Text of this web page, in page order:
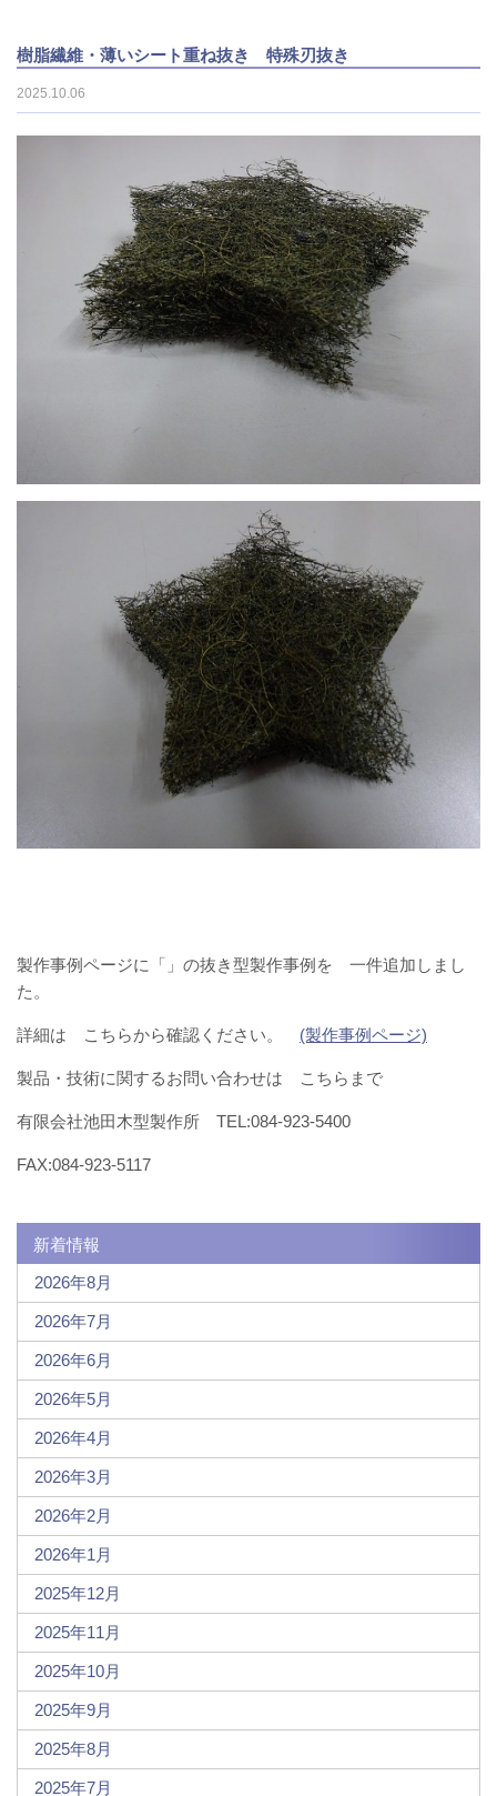
樹脂繊維・薄いシート重ね抜き 特殊刃抜き
2025.10.06
製作事例ページに「」の抜き型製作事例を 一件追加しまし
た。
詳細は こちらから確認ください。 (製作事例ページ)
製品・技術に関するお問い合わせは こちらまで
有限会社池田木型製作所 TEL:084-923-5400
FAX:084-923-5117
新着情報
2026年8月
2026年7月
2026年6月
2026年5月
2026年4月
2026年3月
2026年2月
2026年1月
2025年12月
2025年11月
2025年10月
2025年9月
2025年8月
2025年7月